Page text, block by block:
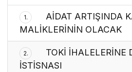
1.
AİDAT ARTIŞINDA
MALİKLERİNİN OLACAK
2.
TOKİ İHALELERİNE
İSTİSNASI